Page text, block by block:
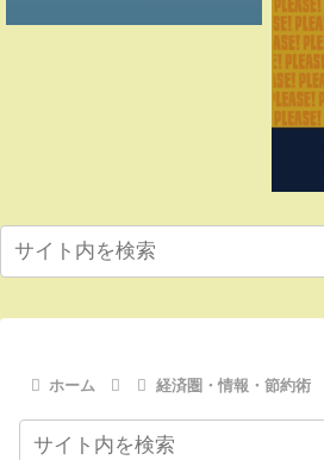
ホーム 経済圏・情報・節約術